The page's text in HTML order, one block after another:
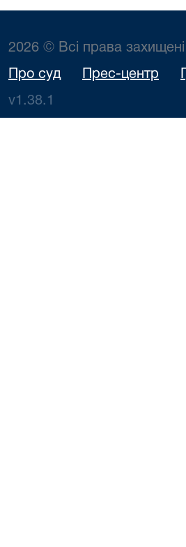
2026 © Всі права захищені
Про суд Прес-центр
v1.38.1